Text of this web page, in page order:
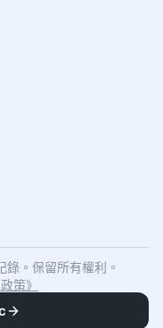
。保留所有權利。
策》